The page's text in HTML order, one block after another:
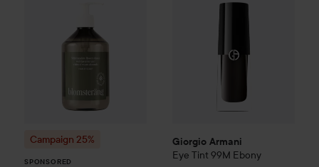
Campaign 25%
SPONSORED
Giorgio Armani
Eye Tint 99M Ebony